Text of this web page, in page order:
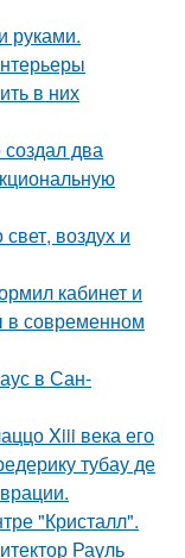
руками.
в них
два
воздух и
кабинет и
в современном
в Сан-
Xiii века его
тубау де
"Кристалл".
Рауль